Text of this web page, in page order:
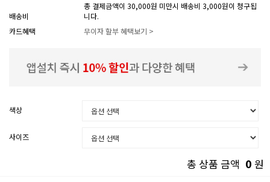
배송비
총 결제금액이 30,000원 미만시 배송비 3,000원이 청구됩
니다.
카드혜택
무이자 할부 혜택보기 >
색상
사이즈
총 상품 금액 0 원